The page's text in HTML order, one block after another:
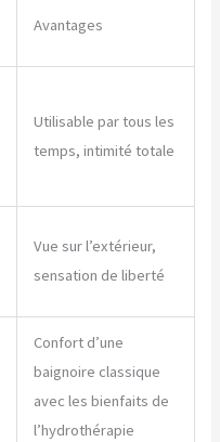
Avantages
Utilisable par tous les
temps, intimité totale
Vue sur l’extérieur,
sensation de liberté
Confort d’une
baignoire classique
avec les bienfaits de
l’hydrothérapie